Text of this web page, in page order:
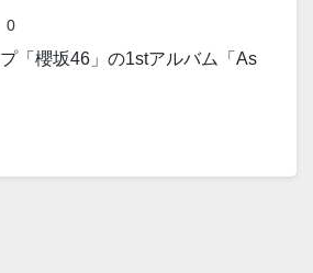
0
「櫻坂46」の1stアルバム「As